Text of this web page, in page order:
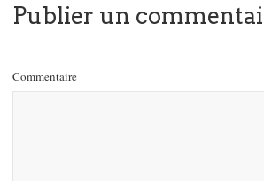
Publier un
Commentaire